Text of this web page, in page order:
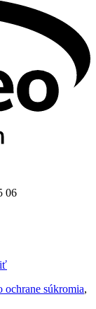
06
ochrane súkromia,